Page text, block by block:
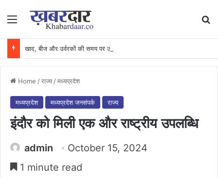
Menu
Home /राज्य /मध्यप्रदेश
मध्यप्रदेश मध्यप्रदेश जनसंपर्क राज्य
इंदौर को मिली एक और राष्ट्रीय उपलब्धि
admin
October 15, 2024
1 minute read